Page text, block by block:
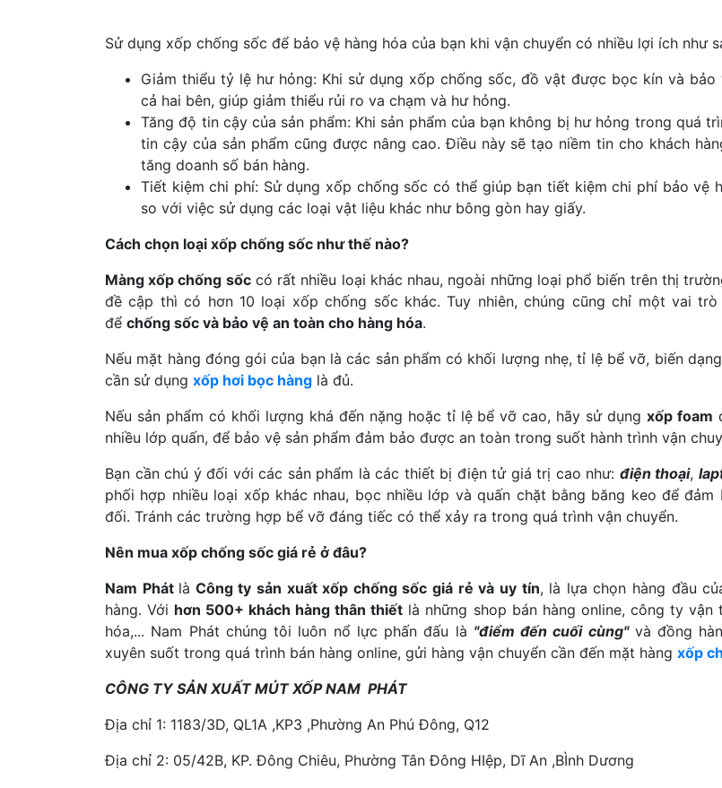
Sử dụng xốp chống sốc để bảo vệ hàng hóa của bạn khi vận chuyển có nhiều lợi ích như
Giảm thiểu tỷ lệ hư hỏng: Khi sử dụng xốp chống sốc, đồ vật được bọc kín và bảo
cả hai bên, giúp giảm thiểu rủi ro va chạm và hư hỏng.
Tăng độ tin cậy của sản phẩm: Khi sản phẩm của bạn không bị hư hỏng trong quá
tin cậy của sản phẩm cũng được nâng cao. Điều này sẽ tạo niềm tin cho khách
tăng doanh số bán hàng.
Tiết kiệm chi phí: Sử dụng xốp chống sốc có thể giúp bạn tiết kiệm chi phí bảo vệ
so với việc sử dụng các loại vật liệu khác như bông gòn hay giấy.
Cách chọn loại xốp chống sốc như thế nào?
Màng xốp chống sốccó rất nhiều loại khác nhau, ngoài những loại phổ biến trên thị
đề cập thì có hơn 10 loại xốp chống sốc khác. Tuy nhiên, chúng cũng chỉ một vai
để chống sốc và bảo vệ an toàn cho hàng hóa.
Nếu mặt hàng đóng gói của bạn là các sản phẩm có khối lượng nhẹ, tỉ lệ bể vỡ, biến
cần sử dụng xốp hơi bọc hàng là đủ.
Nếu sản phẩm có khối lượng khá đến nặng hoặc tỉ lệ bể vỡ cao, hãy sử dụngxốp foam
nhiều lớp quấn, để bảo vệ sản phẩm đảm bảo được an toàn trong suốt hành trình vận
Bạn cần chú ý đối với các sản phẩm là các thiết bị điện tử giá trị cao như: điện thoại,
phối hợp nhiều loại xốp khác nhau, bọc nhiều lớp và quấn chặt bằng băng keo để đảm
đối. Tránh các trường hợp bể vỡ đáng tiếc có thể xảy ra trong quá trình vận chuyển.
Nên mua xốp chống sốc giá rẻ ở đâu?
Nam Phát là Công ty sản xuất xốp chống sốc giá rẻ và uy tín, là lựa chọn hàng đầu
hàng. Với hơn 500+ khách hàng thân thiết là những shop bán hàng online, công ty vận
hóa,... Nam Phát chúng tôi luôn nổ lực phấn đấu là "điểm đến cuối cùng"và đồng
xuyên suốt trong quá trình bán hàng online, gửi hàng vận chuyển cần đến mặt hàng xốp
CÔNG TY SẢN XUẤT MÚT XỐP NAM PHÁT
Địa chỉ 1: 1183/3D, QL1A ,KP3 ,Phường An Phú Đông, Q12
Địa chỉ 2: 05/42B, KP. Đông Chiêu, Phường Tân Đông HIệp, Dĩ An ,BÌnh Dương